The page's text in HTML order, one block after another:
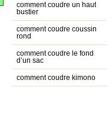
comment coudre un haut
bustier
comment coudre coussin
rond
comment coudre le fond
d’un sac
comment coudre kimono